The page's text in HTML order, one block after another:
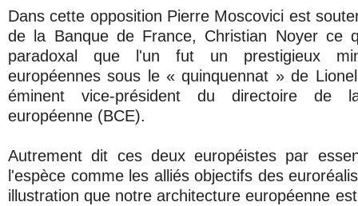
Dans cette opposition Pierre Moscovici est
de la Banque de France, Christian Noyer ce
paradoxal que l'un fut un prestigieux
européennes sous le « quinquennat » de
éminent vice-président du directoire de
européenne (BCE).
Autrement dit ces deux européistes par
l'espèce comme les alliés objectifs des
illustration que notre architecture européenne